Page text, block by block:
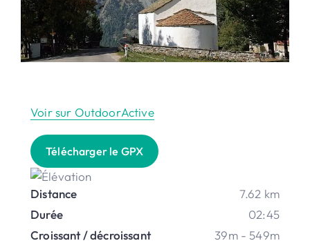
Voir sur OutdoorActive
Télécharger le GPX
Distance
7.62 km
Durée
02:45
Croissant / décroissant
39m - 549m